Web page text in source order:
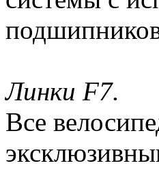
Линки F7.
Все